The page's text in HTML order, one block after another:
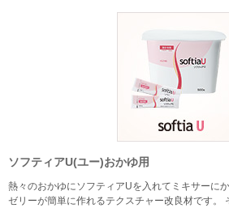
ソフティアU(ユー)おかゆ用
熱々のおかゆにソフティアUを入れてミキサーに
ゼリーが簡単に作れるテクスチャー改良材です。